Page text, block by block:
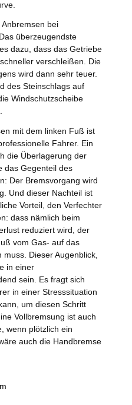
bei
überzeugendste
dazu, dass das Getriebe
verschleißen. Die
wird dann sehr teuer.
des Steinschlags auf
Windschutzscheibe
mit dem linken Fuß ist
Fahrer. Ein
die Überlagerung der
das Gegenteil des
Der Bremsvorgang wird
Und dieser Nachteil ist
Vorteil, den Verfechter
dass nämlich beim
reduziert wird, der
vom Gas- auf das
Dieser Augenblick,
in einer
sein. Es fragt sich
in einer Stresssituation
um diesen Schritt
Vollbremsung ist auch
wenn plötzlich ein
auch die Handbremse